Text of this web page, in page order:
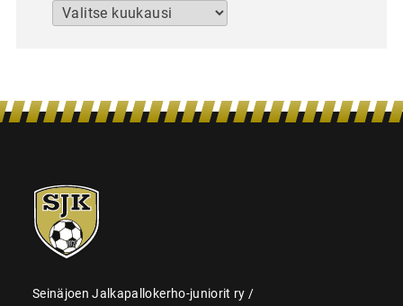
Arkistot
SJK-
juniorit
Seinäjoen Jalkapallokerho-juniorit ry /